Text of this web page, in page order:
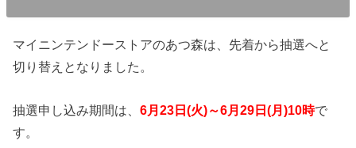
マイニンテンドーストアのあつ森は、先着から抽選へと
切り替えとなりました。
抽選申し込み期間は、6月23日(火)～6月29日(月)10時で
す。